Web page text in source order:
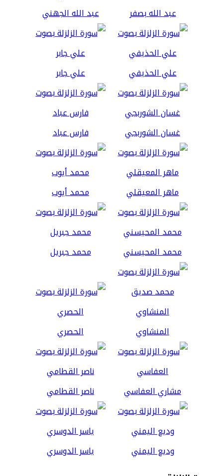
عبد الله بصفر عبد الله الجهني
علي الحذيفي علي جابر
غسان الشوربجي فارس عباد
ماهر المعيقلي محمد أيوب
محمد المحيسني محمد جبريل
المنشاوي الحصري
مشاري العفاسي ناصر القطامي
وديع اليمني ياسر الدوسري